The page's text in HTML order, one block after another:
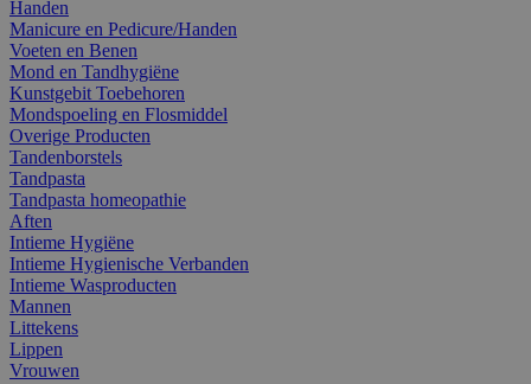
Handen
Manicure en Pedicure/Handen
Voeten en Benen
Mond en Tandhygiëne
Kunstgebit Toebehoren
Mondspoeling en Flosmiddel
Overige Producten
Tandenborstels
Tandpasta
Tandpasta homeopathie
Aften
Intieme Hygiëne
Intieme Hygienische Verbanden
Intieme Wasproducten
Mannen
Littekens
Lippen
Vrouwen